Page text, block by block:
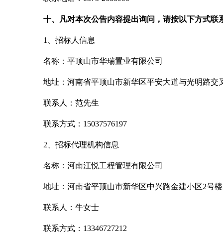
十、凡对本次公告内容提出询问，请按以下方式联
1、招标人信息
名称：平顶山市华瑞置业有限公司
地址：河南省平顶山市新华区平安大道与光明路交
联系人：范先生
联系方式： 15037576197
2、招标代理机构信息
名称：河南江悦工程管理有限公司
地址：河南省平顶山市新华区中兴路金建小区2号
联系人：牛女士
联系方式： 13346727212